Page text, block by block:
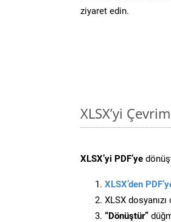
ziyaret edin.
XLSX’yi
XLSX’yi PDF’ye
XLSX’den
XLSX
“Dönüştür”